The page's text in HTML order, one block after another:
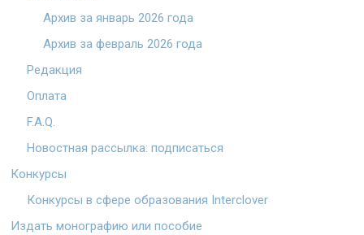
Архив за январь 2026 года
Архив за февраль 2026 года
Редакция
Оплата
F.A.Q.
Новостная рассылка: подписаться
Конкурсы
Конкурсы в сфере образования Interclover
Издать монографию или пособие